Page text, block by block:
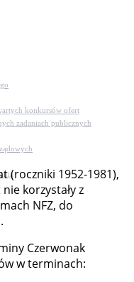
konkursów ofert
zadaniach publicznych
(roczniki 1952-1981),
korzystały z
NFZ, do
Czerwonak
w terminach: